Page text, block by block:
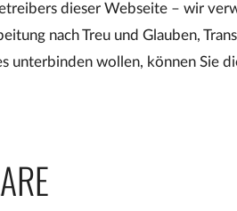
dieser Webseite – wir
nach Treu und Glauben,
unterbinden wollen, können Sie